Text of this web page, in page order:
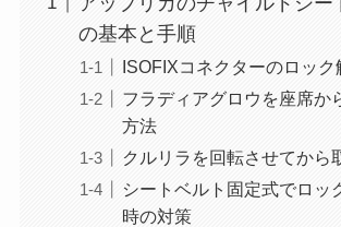
の基本と手順
ISOFIXコネクターのロック
フラディアグロウを座席か
方法
クルリラを回転させてから
シートベルト固定式でロッ
時の対策